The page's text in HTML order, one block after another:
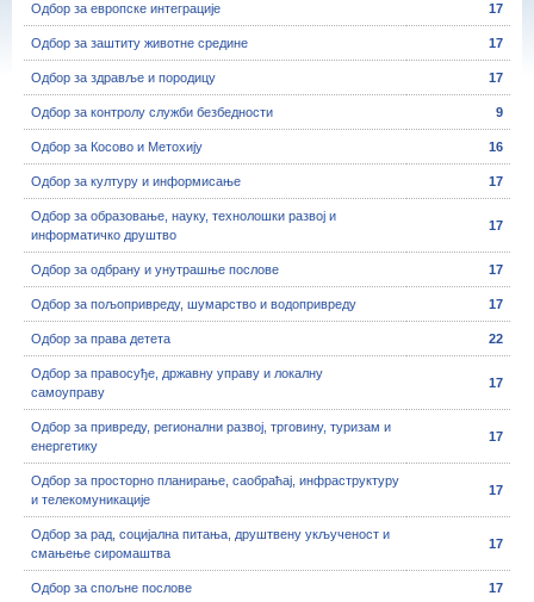
Одбор за европске интеграције 17
Одбор за заштиту животне средине 17
Одбор за здравље и породицу 17
Одбор за контролу служби безбедности 9
Одбор за Косово и Метохију 16
Одбор за културу и информисање 17
Одбор за образовање, науку, технолошки развој и
информатичко друштво
17
Одбор за одбрану и унутрашње послове 17
Одбор за пољопривреду, шумарство и водопривреду 17
Одбор за права детета 22
Одбор за правосуђе, државну управу и локалну
самоуправу
17
Одбор за привреду, регионални развој, трговину, туризам и
енергетику
17
Одбор за просторно планирање, саобраћај, инфраструктуру
и телекомуникације
17
Одбор за рад, социјална питања, друштвену укљученост и
смањење сиромаштва
17
Одбор за спољне послове 17